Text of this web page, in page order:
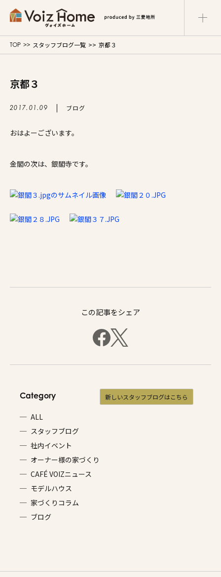
よくある質問 来場予約 資料請求
新着情報
コーポレートサイト リフォームサイト
マンションサイト
Voiz Homeの家づくり
商品ラインナップ
展示場・モデルハウス
TOP スタッフブログ一覧 京都３
京都３
2017.01.09 ブログ
おはよーございます。
金閣の次は、銀閣寺です。
この記事をシェア
Category
ALL
スタッフブログ
社内イベント
オーナー様の家づくり
CAFÉ VOIZニュース
モデルハウス
家づくりコラム
ブログ
新しいスタッフブログはこちら